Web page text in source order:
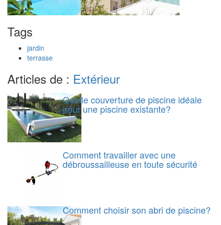
Tags
jardin
terrasse
Articles de : Extérieur
Quelle couverture de piscine idéale
pour une piscine existante?
Comment travailler avec une
débroussailleuse en toute sécurité
Comment choisir son abri de piscine?